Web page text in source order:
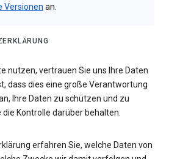
Versionen an.
nutzen, vertrauen Sie uns Ihre Daten
dass dies eine große Verantwortung
Ihre Daten zu schützen und zu
Kontrolle darüber behalten.
erfahren Sie, welche Daten von